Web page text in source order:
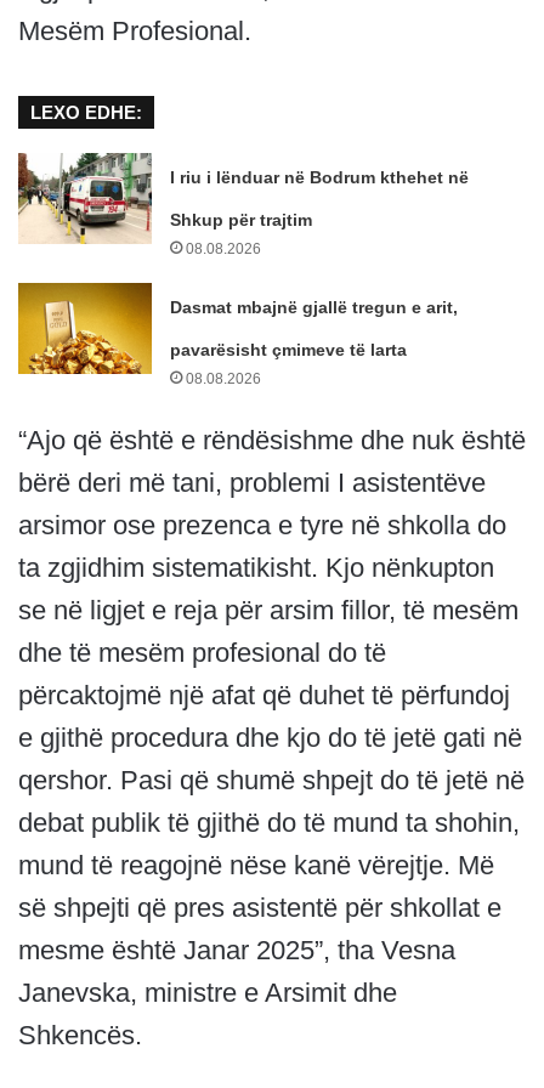
Mesëm Profesional.
LEXO EDHE:
I riu i lënduar në Bodrum kthehet në
Shkup për trajtim
08.08.2026
Dasmat mbajnë gjallë tregun e arit,
pavarësisht çmimeve të larta
08.08.2026
“Ajo që është e rëndësishme dhe nuk është
bërë deri më tani, problemi I asistentëve
arsimor ose prezenca e tyre në shkolla do
ta zgjidhim sistematikisht. Kjo nënkupton
se në ligjet e reja për arsim fillor, të mesëm
dhe të mesëm profesional do të
përcaktojmë një afat që duhet të përfundoj
e gjithë procedura dhe kjo do të jetë gati në
qershor. Pasi që shumë shpejt do të jetë në
debat publik të gjithë do të mund ta shohin,
mund të reagojnë nëse kanë vërejtje. Më
së shpejti që pres asistentë për shkollat e
mesme është Janar 2025”, tha Vesna
Janevska, ministre e Arsimit dhe
Shkencës.